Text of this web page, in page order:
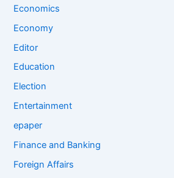
Economics
Economy
Editor
Education
Election
Entertainment
epaper
Finance and Banking
Foreign Affairs